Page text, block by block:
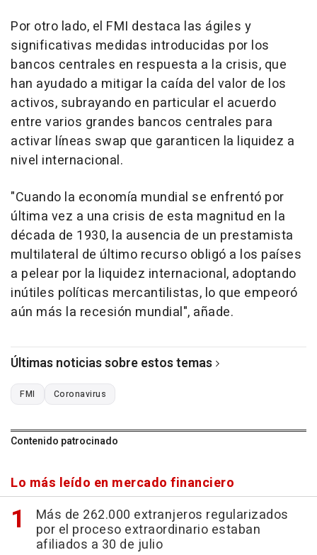
Por otro lado, el FMI destaca las ágiles y
significativas medidas introducidas por los
bancos centrales en respuesta a la crisis, que
han ayudado a mitigar la caída del valor de los
activos, subrayando en particular el acuerdo
entre varios grandes bancos centrales para
activar líneas swap que garanticen la liquidez a
nivel internacional.
"Cuando la economía mundial se enfrentó por
última vez a una crisis de esta magnitud en la
década de 1930, la ausencia de un prestamista
multilateral de último recurso obligó a los países
a pelear por la liquidez internacional, adoptando
inútiles políticas mercantilistas, lo que empeoró
aún más la recesión mundial", añade.
Últimas noticias sobre estos temas
FMI Coronavirus
Contenido patrocinado
Lo más leído en mercado financiero
Más de 262.000 extranjeros regularizados
por el proceso extraordinario estaban
afiliados a 30 de julio